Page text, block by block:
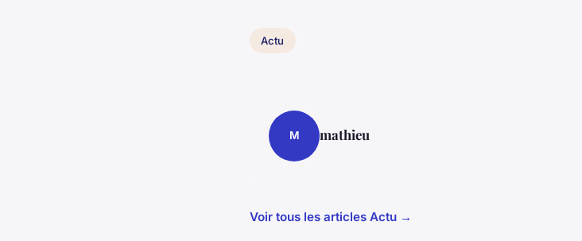
Actu
M mathieu
Voir tous les articles Actu →